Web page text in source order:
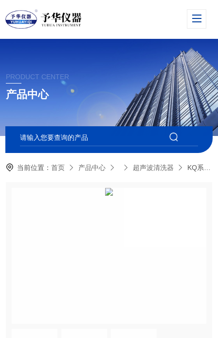
PRODUCT CENTER
产品中心
当前位置：首页 产品中心 超声波清洗器 KQ系列超声波清洗机（巩义予华-*）